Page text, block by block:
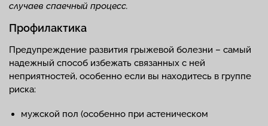
случаев спаечный процесс.
Профилактика
Предупреждение развития грыжевой болезни – самый
надежный способ избежать связанных с ней
неприятностей, особенно если вы находитесь в группе
риска:
мужской пол (особенно при астеническом